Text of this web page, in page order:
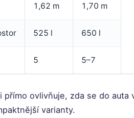
1,62 m 1,70 m
525 l 650 l
5 5–7
přímo ovlivňuje, zda se do
varianty.